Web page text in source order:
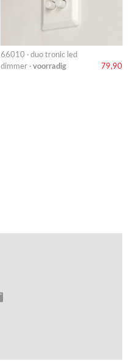
66010 · duo tronic led
dimmer · voorradig 79,90